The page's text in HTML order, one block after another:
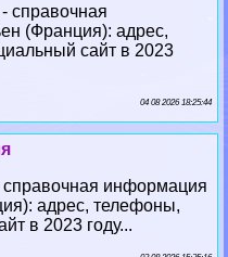
справочная
(Франция): адрес,
сайт в 2023
04 08 2026 18:25:44
справочная информация
адрес, телефоны,
в 2023 году...